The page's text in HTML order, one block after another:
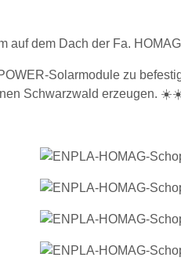
auf dem Dach der Fa.
Solarmodule zu
Schwarzwald erzeugen.